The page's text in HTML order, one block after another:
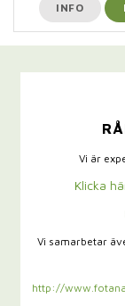
INFO
Vi är
Klicka
Vi samarbetar
http://